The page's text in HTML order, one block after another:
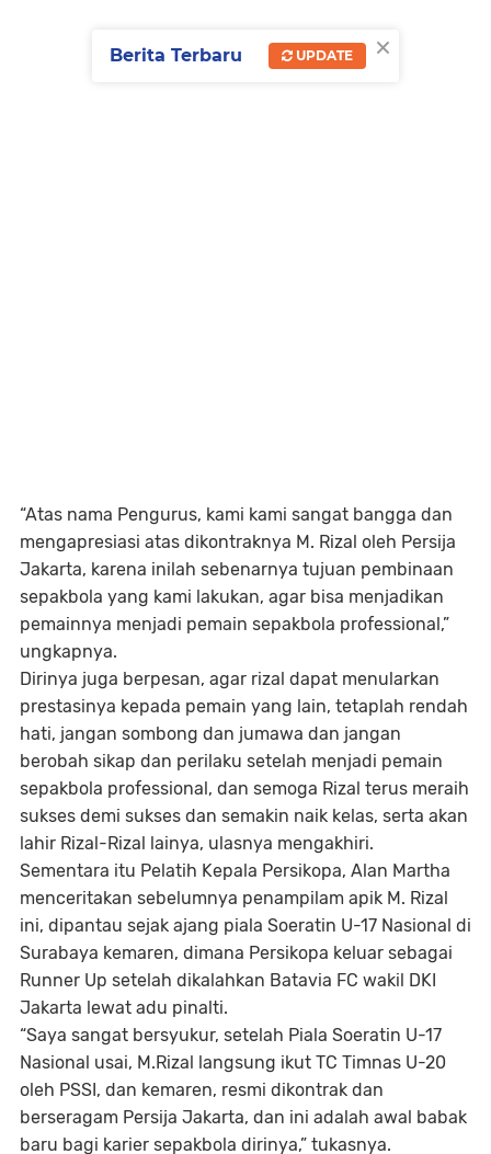
“Atas nama Pengurus, kami kami sangat bangga dan
mengapresiasi atas dikontraknya M. Rizal oleh Persija
Jakarta, karena inilah sebenarnya tujuan pembinaan
sepakbola yang kami lakukan, agar bisa menjadikan
pemainnya menjadi pemain sepakbola professional,”
ungkapnya.
Dirinya juga berpesan, agar rizal dapat menularkan
prestasinya kepada pemain yang lain, tetaplah rendah
hati, jangan sombong dan jumawa dan jangan
berobah sikap dan perilaku setelah menjadi pemain
sepakbola professional, dan semoga Rizal terus meraih
sukses demi sukses dan semakin naik kelas, serta akan
lahir Rizal-Rizal lainya, ulasnya mengakhiri.
Sementara itu Pelatih Kepala Persikopa, Alan Martha
menceritakan sebelumnya penampilam apik M. Rizal
ini, dipantau sejak ajang piala Soeratin U-17 Nasional di
Surabaya kemaren, dimana Persikopa keluar sebagai
Runner Up setelah dikalahkan Batavia FC wakil DKI
Jakarta lewat adu pinalti.
“Saya sangat bersyukur, setelah Piala Soeratin U-17
Nasional usai, M.Rizal langsung ikut TC Timnas U-20
oleh PSSI, dan kemaren, resmi dikontrak dan
berseragam Persija Jakarta, dan ini adalah awal babak
baru bagi karier sepakbola dirinya,” tukasnya.
×
Berita Terbaru UPDATE